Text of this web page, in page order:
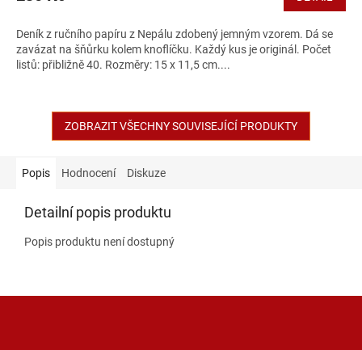
Deník z ručního papíru z Nepálu zdobený jemným vzorem. Dá se
zavázat na šňůrku kolem knoflíčku. Každý kus je originál. Počet
listů: přibližně 40. Rozměry: 15 x 11,5 cm....
ZOBRAZIT VŠECHNY SOUVISEJÍCÍ PRODUKTY
Popis Hodnocení Diskuze
Detailní popis produktu
Popis produktu není dostupný